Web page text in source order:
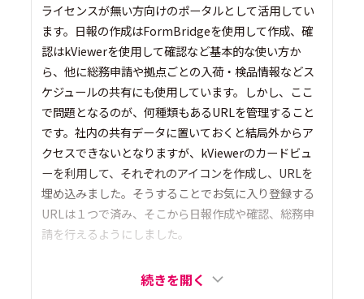
ライセンスが無い方向けのポータルとして活用してい
ます。日報の作成はFormBridgeを使用して作成、確
認はkViewerを使用して確認など基本的な使い方か
ら、他に総務申請や拠点ごとの入荷・検品情報などス
ケジュールの共有にも使用しています。しかし、ここ
で問題となるのが、何種類もあるURLを管理すること
です。社内の共有データに置いておくと結局外からア
クセスできないとなりますが、kViewerのカードビュ
ーを利用して、それぞれのアイコンを作成し、URLを
埋め込みました。そうすることでお気に入り登録する
URLは１つで済み、そこから日報作成や確認、総務申
請を行えるようにしました。
続きを開く